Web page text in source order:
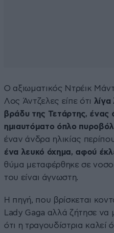
Ο αξιωματικός Ντρέικ
Λος Άντζελες είπε ότι λίγα
βράδυ της Τετάρτης, ένας
ημιαυτόματο όπλο
έναν άνδρα ηλικίας
ένα λευκό όχημα, αφού
θύμα μεταφέρθηκε σε
του είναι άγνωστη.
Η πηγή, που βρίσκεται
Lady Gaga αλλά ζήτησε να
ότι η τραγουδίστρια καλεί